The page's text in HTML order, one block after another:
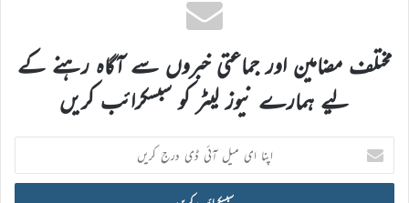
مختلف مضامین اور جماعتی خبروں سے آگاہ رہنے کے
لیے ہمارے نیوز لیٹر کو سبسکرائب کریں
اپنا
ای
میل